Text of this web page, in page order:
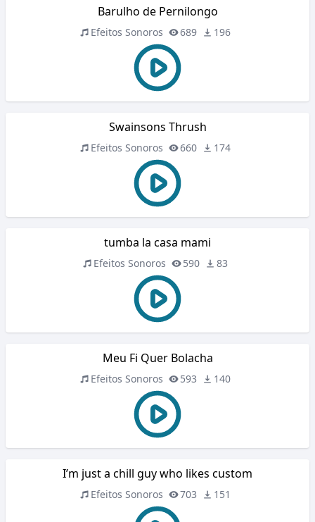
Barulho de Pernilongo
Efeitos Sonoros 689 196
Swainsons Thrush
Efeitos Sonoros 660 174
tumba la casa mami
Efeitos Sonoros 590 83
Meu Fi Quer Bolacha
Efeitos Sonoros 593 140
I’m just a chill guy who likes custom
Efeitos Sonoros 703 151